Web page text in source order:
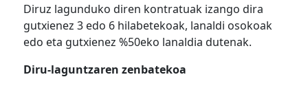
Diruz lagunduko diren kontratuak izango dira
gutxienez 3 edo 6 hilabetekoak, lanaldi osokoak
edo eta gutxienez %50eko lanaldia dutenak.
Diru-laguntzaren zenbatekoa